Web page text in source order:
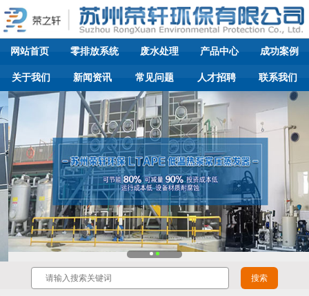
网站首页 零排放系统 废水处理 产品中心 成功案例
关于我们 新闻资讯 常见问题 人才招聘 联系我们